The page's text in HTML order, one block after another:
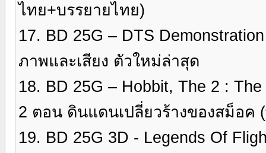
ไทย+บรรยายไทย)
17. BD 25G – DTS
ภาพและเสียง ตัวใหม่ล่าสุด
18. BD 25G – Hobbit, The 2 :
2 ตอน ดินแดนเปลี่ยวร้างของสม็อค
19. BD 25G 3D - Legends Of